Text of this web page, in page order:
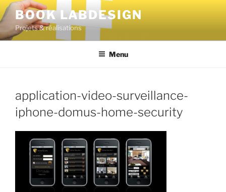
BOOK LABDESIGN
Projets & réalisations
Menu
application-video-surveillance-
iphone-domus-home-security